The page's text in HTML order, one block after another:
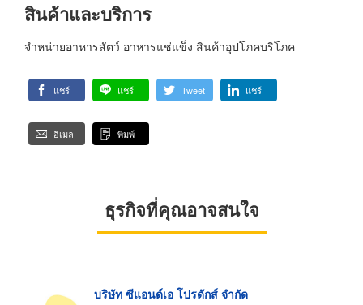
สินค้าและบริการ
จำหน่ายอาหารสัตว์ อาหารแช่แข็ง สินค้าอุปโภคบริโภค
แชร์ แชร์ Tweet แชร์
อีเมล พิมพ์
ธุรกิจที่คุณอาจสนใจ
บริษัท ซีแอนด์เอ โปรดักส์ จำกัด